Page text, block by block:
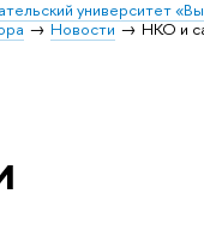
университет
Новости
НКО и